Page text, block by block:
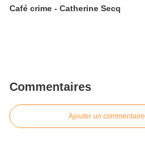
Café crime - Catherine Secq
Commentaires
Ajouter un commentaire